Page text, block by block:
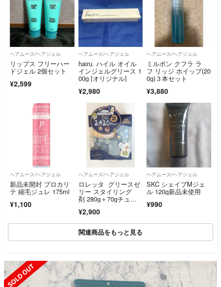
ヘアムース/ヘアジェル
リップス フリーハー
ドジェル 2個セット
¥2,599
ヘアムース/ヘアジェル
hairu. ハイル オイル
インジェルグリース 1
00g [オリジナル]
¥2,980
ヘアムース/ヘアジェル
ミルボン クフラ ラ
フ リッジ ホイップ(20
0g)３本セット
¥3,880
ヘアムース/ヘアジェル
新品未開封 プロカリ
テ 縮毛ジュレ 175ml
¥1,100
ヘアムース/ヘアジェル
ロレッタ グリースゼ
リー スタイリング
剤 280g＋70gチュー
¥2,900
ヘアムース/ヘアジェル
SKC シェイプMジェ
ル 120g新品未使用
¥990
関連商品をもっと見る
SOLD OUT